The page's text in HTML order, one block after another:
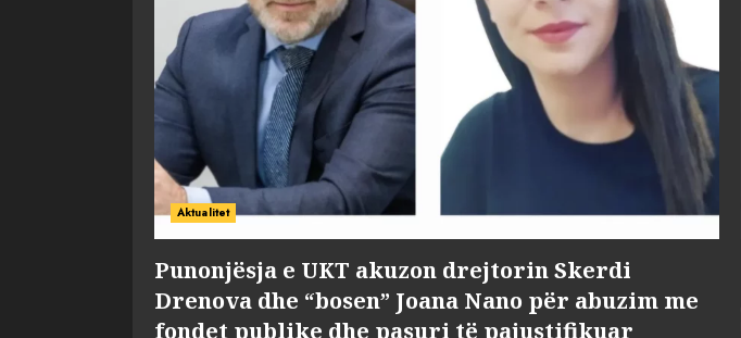
Aktualitet
Punonjësja e UKT akuzon drejtorin Skerdi
Drenova dhe “bosen” Joana Nano për abuzim me
fondet publike dhe pasuri të pajustifikuar